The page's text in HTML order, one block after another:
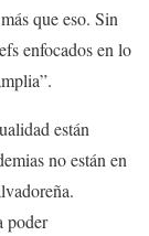
que eso. Sin
enfocados en lo
están
no están en
poder